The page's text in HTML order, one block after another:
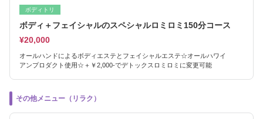
ボディトリ
ボディ＋フェイシャルのスペシャルロミロミ150分コース
¥20,000
オールハンドによるボディエステとフェイシャルエステ☆オールハワイ
アンプロダクト使用☆＋￥2,000-でデトックスロミロミに変更可能
その他メニュー（リラク）